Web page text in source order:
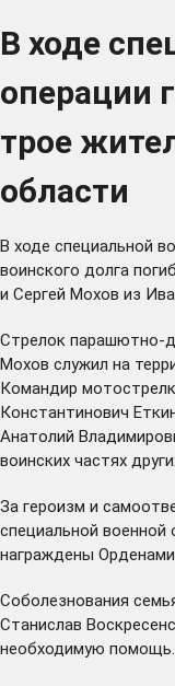
В ходе
операции
трое
области
В ходе специальной
воинского долга
и Сергей Мохов из
Стрелок парашютно-
Мохов служил на
Командир
Константинович
Анатолий
воинских частях
За героизм и
специальной военной
награждены
Соболезнования
Станислав
необходимую помощь.